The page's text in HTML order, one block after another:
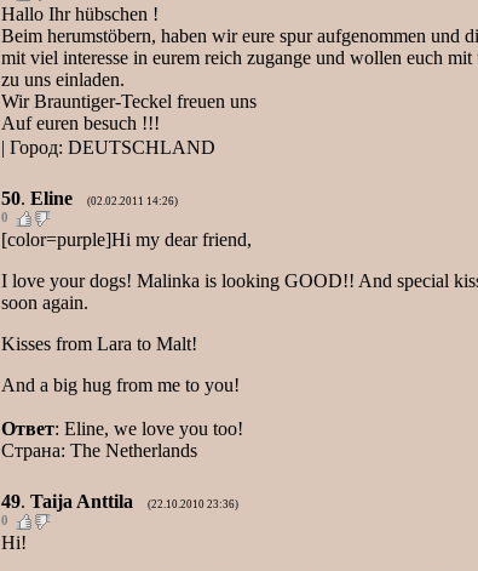
Hallo Ihr hübschen !
Beim herumstöbern, haben wir eure spur aufgenommen und
mit viel interesse in eurem reich zugange und wollen euch mit
zu uns einladen.
Wir Brauntiger-Teckel freuen uns
Auf euren besuch !!!
| Город: DEUTSCHLAND
50. Eline (02.02.2011 14:26)
0
[color=purple]Hi my dear friend,
I love your dogs! Malinka is looking GOOD!! And special
soon again.
Kisses from Lara to Malt!
And a big hug from me to you!
Ответ: Eline, we love you too!
Страна: The Netherlands
49. Taija Anttila (22.10.2010 23:36)
0
Hi!